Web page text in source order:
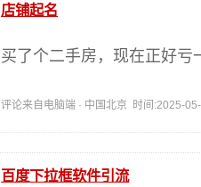
店铺起名
买了个二手房，现在正好亏
评论来自电脑端 · 中国北京 时间:2025-
百度下拉框软件引流